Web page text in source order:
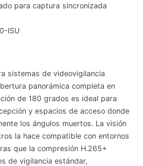
para captura sincronizada
ISU
sistemas de videovigilancia
panorámica completa en
de 180 grados es ideal para
y espacios de acceso donde
los ángulos muertos. La visión
la hace compatible con entornos
que la compresión H.265+
de vigilancia estándar,